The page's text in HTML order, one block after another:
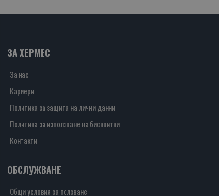
ЗА ХЕРМЕС
За нас
Кариери
Политика за защита на лични данни
Политика за използване на бисквитки
Контакти
ОБСЛУЖВАНЕ
Общи условия за ползване